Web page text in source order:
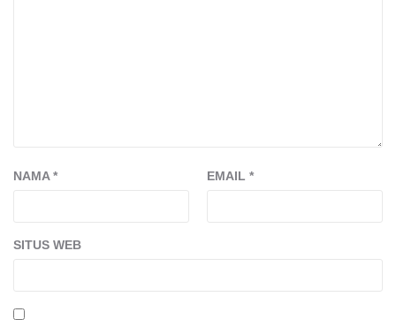
NAMA* EMAIL *
SITUS WEB